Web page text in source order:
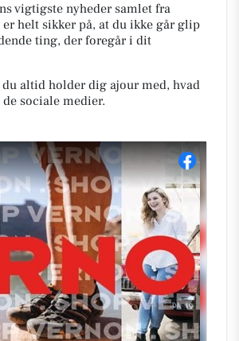
vigtigste nyheder samlet fra
helt sikker på, at du ikke går glip
ting, der foregår i dit
altid holder dig ajour med, hvad
sociale medier.